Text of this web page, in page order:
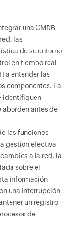
una CMDB
las
de su entorno
en tiempo real
a entender las
componentes. La
identifiquen
aborden antes de
las funciones
gestión efectiva
a la red, la
sobre el
información
una interrupción
un registro
de